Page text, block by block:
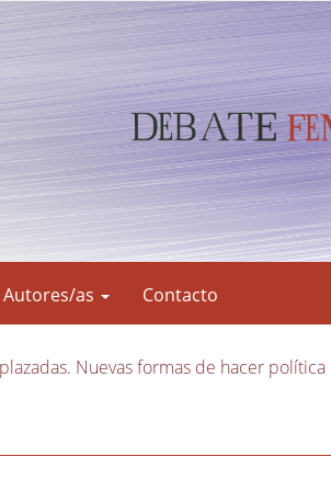
Autores/as Contacto
Nuevas formas de hacer política